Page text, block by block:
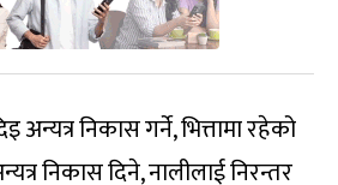
अन्यत्र निकास गर्ने, भित्तामा रहेको
निकास दिने, नालीलाई निरन्तर